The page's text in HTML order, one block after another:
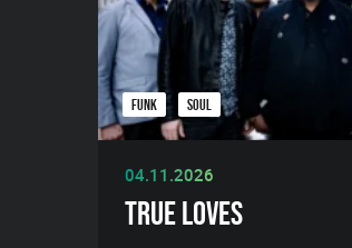
FUNK SOUL
04.11.2026
TRUE LOVES